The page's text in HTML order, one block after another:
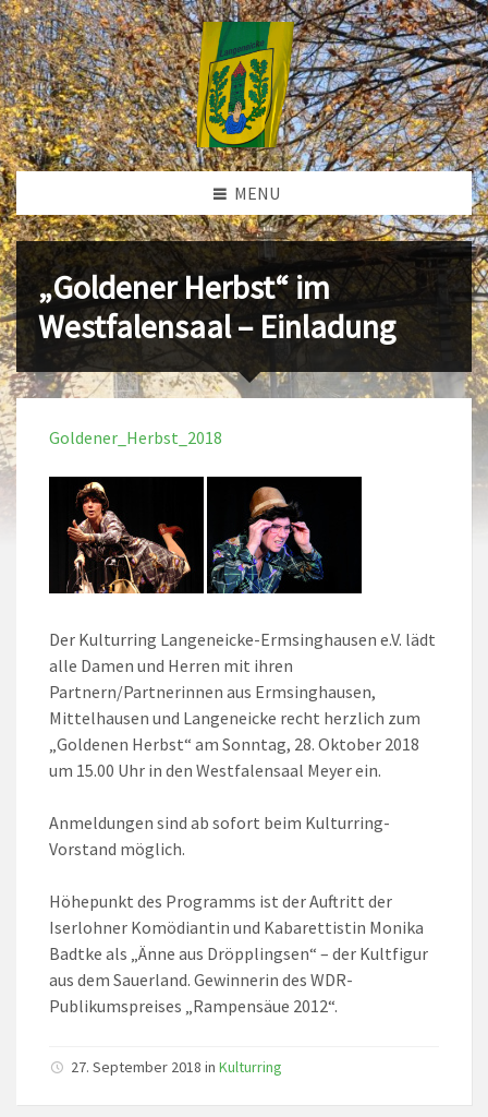
MENU
„Goldener Herbst“ im
Westfalensaal – Einladung
Goldener_Herbst_2018
Der Kulturring Langeneicke-Ermsinghausen e.V. lädt
alle Damen und Herren mit ihren
Partnern/Partnerinnen aus Ermsinghausen,
Mittelhausen und Langeneicke recht herzlich zum
„Goldenen Herbst“ am Sonntag, 28. Oktober 2018
um 15.00 Uhr in den Westfalensaal Meyer ein.
Anmeldungen sind ab sofort beim Kulturring-
Vorstand möglich.
Höhepunkt des Programms ist der Auftritt der
Iserlohner Komödiantin und Kabarettistin Monika
Badtke als „Änne aus Dröpplingsen“ – der Kultfigur
aus dem Sauerland. Gewinnerin des WDR-
Publikumspreises „Rampensäue 2012“.
27. September 2018 in Kulturring